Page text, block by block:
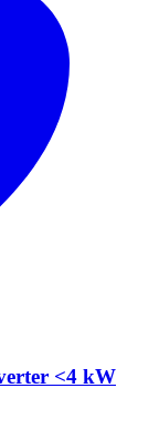
<4 kW